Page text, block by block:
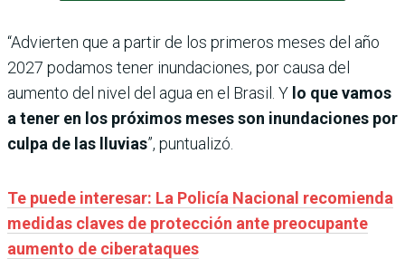
“Advierten que a partir de los primeros meses del año
2027 podamos tener inundaciones, por causa del
aumento del nivel del agua en el Brasil. Y lo que vamos
a tener en los próximos meses son inundaciones por
culpa de las lluvias”, puntualizó.
Te puede interesar: La Policía Nacional recomienda
medidas claves de protección ante preocupante
aumento de ciberataques